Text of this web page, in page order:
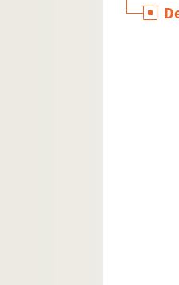
Ph
Ph
Ph
Ph
Ph